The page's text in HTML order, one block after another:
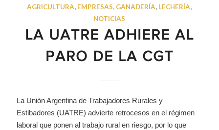
AGRICULTURA, EMPRESAS, GANADERÍA, LECHERÍA,
NOTICIAS
LA UATRE ADHIERE AL
PARO DE LA CGT
La Unión Argentina de Trabajadores Rurales y
Estibadores (UATRE) advierte retrocesos en el régimen
laboral que ponen al trabajo rural en riesgo, por lo que